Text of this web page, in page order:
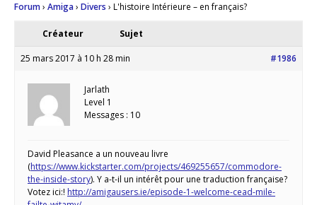
Forum› Amiga› Divers › L'histoire Intérieure – en français?
Créateur Sujet
25 mars 2017 à 10 h 28 min #1986
Jarlath
Level 1
Messages : 10
David Pleasance a un nouveau livre
(https://www.kickstarter.com/projects/469255657/commodore-
the-inside-story). Y a-t-il un intérêt pour une traduction française?
Votez ici:! http://amigausers.ie/episode-1-welcome-cead-mile-